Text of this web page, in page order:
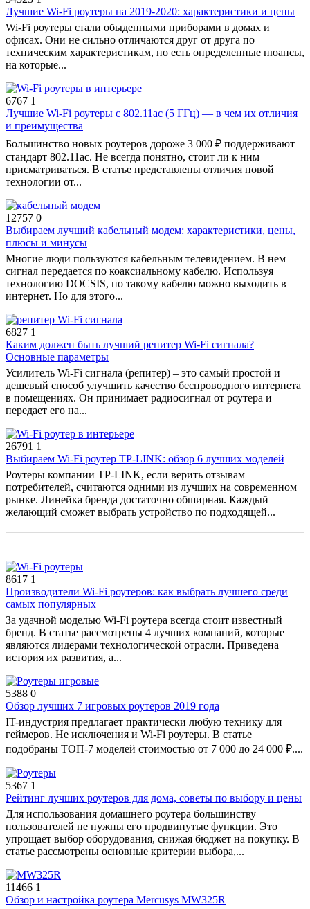
Лучшие Wi-Fi роутеры на 2019-2020: характеристики и цены
Wi-Fi роутеры стали обыденными приборами в домах и
офисах. Они не сильно отличаются друг от друга по
техническим характеристикам, но есть определенные нюансы,
на которые...
6767 1
Лучшие Wi-Fi роутеры с 802.11ac (5 ГГц) — в чем их отличия
и преимущества
Большинство новых роутеров дороже 3 000 ₽ поддерживают
стандарт 802.11ac. Не всегда понятно, стоит ли к ним
присматриваться. В статье представлены отличия новой
технологии от...
12757 0
Выбираем лучший кабельный модем: характеристики, цены,
плюсы и минусы
Многие люди пользуются кабельным телевидением. В нем
сигнал передается по коаксиальному кабелю. Используя
технологию DOCSIS, по такому кабелю можно выходить в
интернет. Но для этого...
6827 1
Каким должен быть лучший репитер Wi-Fi сигнала?
Основные параметры
Усилитель Wi-Fi сигнала (репитер) – это самый простой и
дешевый способ улучшить качество беспроводного интернета
в помещениях. Он принимает радиосигнал от роутера и
передает его на...
26791 1
Выбираем Wi-Fi роутер TP-LINK: обзор 6 лучших моделей
Роутеры компании TP-LINK, если верить отзывам
потребителей, считаются одними из лучших на современном
рынке. Линейка бренда достаточно обширная. Каждый
желающий сможет выбрать устройство по подходящей...
8617 1
Производители Wi-Fi роутеров: как выбрать лучшего среди
самых популярных
За удачной моделью Wi-Fi роутера всегда стоит известный
бренд. В статье рассмотрены 4 лучших компаний, которые
являются лидерами технологической отрасли. Приведена
история их развития, а...
5388 0
Обзор лучших 7 игровых роутеров 2019 года
IT-индустрия предлагает практически любую технику для
геймеров. Не исключения и Wi-Fi роутеры. В статье
подобраны ТОП-7 моделей стоимостью от 7 000 до 24 000 ₽....
5367 1
Рейтинг лучших роутеров для дома, советы по выбору и цены
Для использования домашнего роутера большинству
пользователей не нужны его продвинутые функции. Это
упрощает выбор оборудования, снижая бюджет на покупку. В
статье рассмотрены основные критерии выбора,...
11466 1
Обзор и настройка роутера Mercusys MW325R